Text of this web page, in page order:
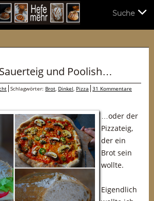
und Poolish…
Schlagwörter: Brot, Dinkel, Pizza 31 Kommentare
…oder der
Pizzateig,
der ein
Brot sein
wollte.
Eigendlich
Suche
Suche